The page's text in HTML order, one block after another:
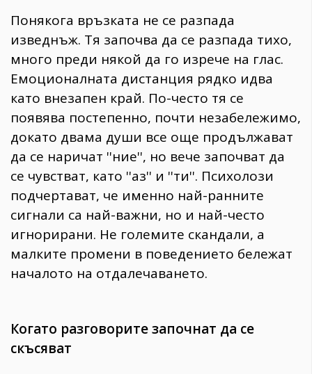
Понякога връзката не се разпада
изведнъж. Тя започва да се разпада тихо,
много преди някой да го изрече на глас.
Емоционалната дистанция рядко идва
като внезапен край. По-често тя се
появява постепенно, почти незабележимо,
докато двама души все още продължават
да се наричат ''ние'', но вече започват да
се чувстват, като ''аз'' и ''ти''. Психолози
подчертават, че именно най-ранните
сигнали са най-важни, но и най-често
игнорирани. Не големите скандали, а
малките промени в поведението бележат
началото на отдалечаването.
Когато разговорите започнат да се
скъсяват